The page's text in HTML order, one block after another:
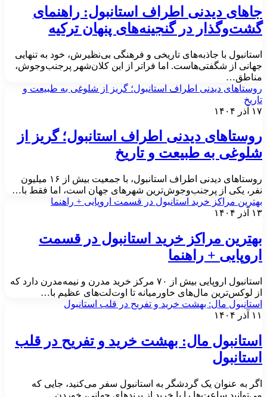
دیدنی اطراف استانبول: راهنمای
در گنجینه‌های پنهان ترکیه
با جاذبه‌های تاریخی و فرهنگی بی‌نظیرش، خود به تنهایی
از شگفتی‌هاست. اما فراتر از این کلان‌شهر پرجنب‌وجوش،
دیدنی اطراف استانبول؛ گریز از شلوغی به طبیعت و
۱۴۰۴
دیدنی اطراف استانبول؛ گریز از
به طبیعت و تاریخ
روستاهای دیدنی اطراف استانبول، با جمعیت بیش از ۱۶ میلیون
یکی از پرجنب‌وجوش‌ترین شهرهای جهان است، اما فقط با…
مراکز خرید استانبول در قسمت اروپایی + راهنما
۱۴۰۴
مراکز خرید استانبول در قسمت
+ راهنما
استانبول اروپایی بیش از ۷۰ مرکز خرید مدرن و نیمه‌مدرن دارد که
لوکس‌ترین مال‌های خاورمیانه تا اوت‌لت‌های عظیم با…
مال: بهشت خرید و تفریح در قلب استانبول
۱۴۰۴
مال: بهشت خرید و تفریح در قلب
به عنوان یک گردشگر به استانبول سفر می‌کنید، جایی که
ساعت‌ها را با خرید از برندهای جهانی، خوردن…